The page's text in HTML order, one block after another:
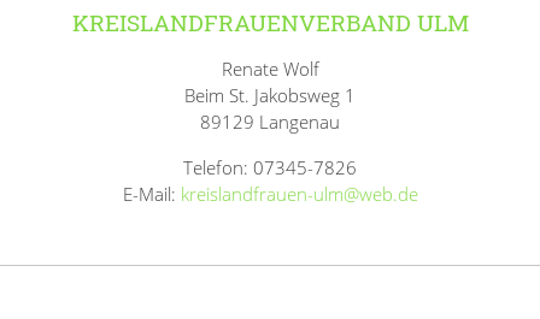
KREISLANDFRAUENVERBAND ULM
Renate Wolf
Beim St. Jakobsweg 1
89129 Langenau
Telefon: 07345-7826
E-Mail: kreislandfrauen-ulm@web.de